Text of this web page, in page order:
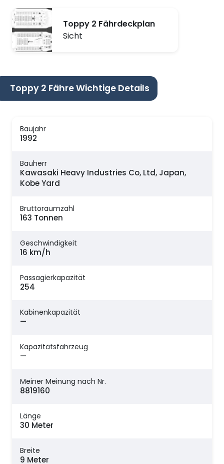
Toppy 2 Fährdeckplan
Sicht
Toppy 2 Fähre Wichtige Details
Baujahr
1992
Bauherr
Kawasaki Heavy Industries Co, Ltd, Japan,
Kobe Yard
Bruttoraumzahl
163 Tonnen
Geschwindigkeit
16 km/h
Passagierkapazität
254
Kabinenkapazität
—
Kapazitätsfahrzeug
—
Meiner Meinung nach Nr.
8819160
Länge
30 Meter
Breite
9 Meter